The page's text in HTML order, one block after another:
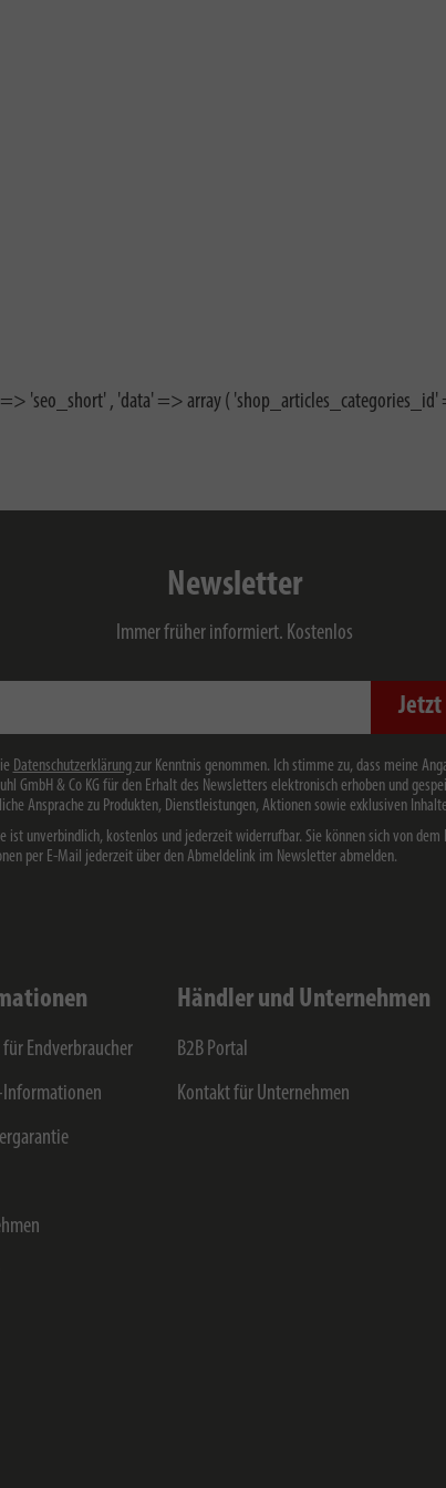
'seo_short' , 'data' => array ( 'shop_articles_categories_id'
Newsletter
Immer früher informiert. Kostenlos
Datenschutzerklärungzur Kenntnis genommen. Ich stimme zu, dass meine
GmbH & Co KG für den Erhalt des Newsletters elektronisch erhoben und
Ansprache zu Produkten, Dienstleistungen, Aktionen sowie exklusiven
ist unverbindlich, kostenlos und jederzeit widerrufbar. Sie können sich von dem
per E-Mail jederzeit über den Abmeldelink im Newsletter abmelden.
Endverbraucher
Informationen
Händler und Unternehmen
B2B Portal
Kontakt für Unternehmen